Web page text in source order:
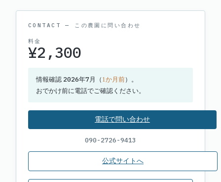
CONTACT — この農園に問い合わせ
料金
¥2,300
情報確認 2026年7月 （ 1 か月前）
。
おでかけ前に電話でご確認ください。
電話で問い合わせ
090-2726-9413
公式サイトへ